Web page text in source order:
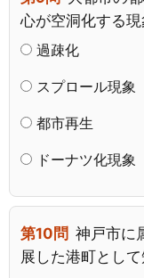
心が空洞化する現
過疎化
スプロール現象
都市再生
ドーナツ化現象
第10問 神戸市に
展した港町とし